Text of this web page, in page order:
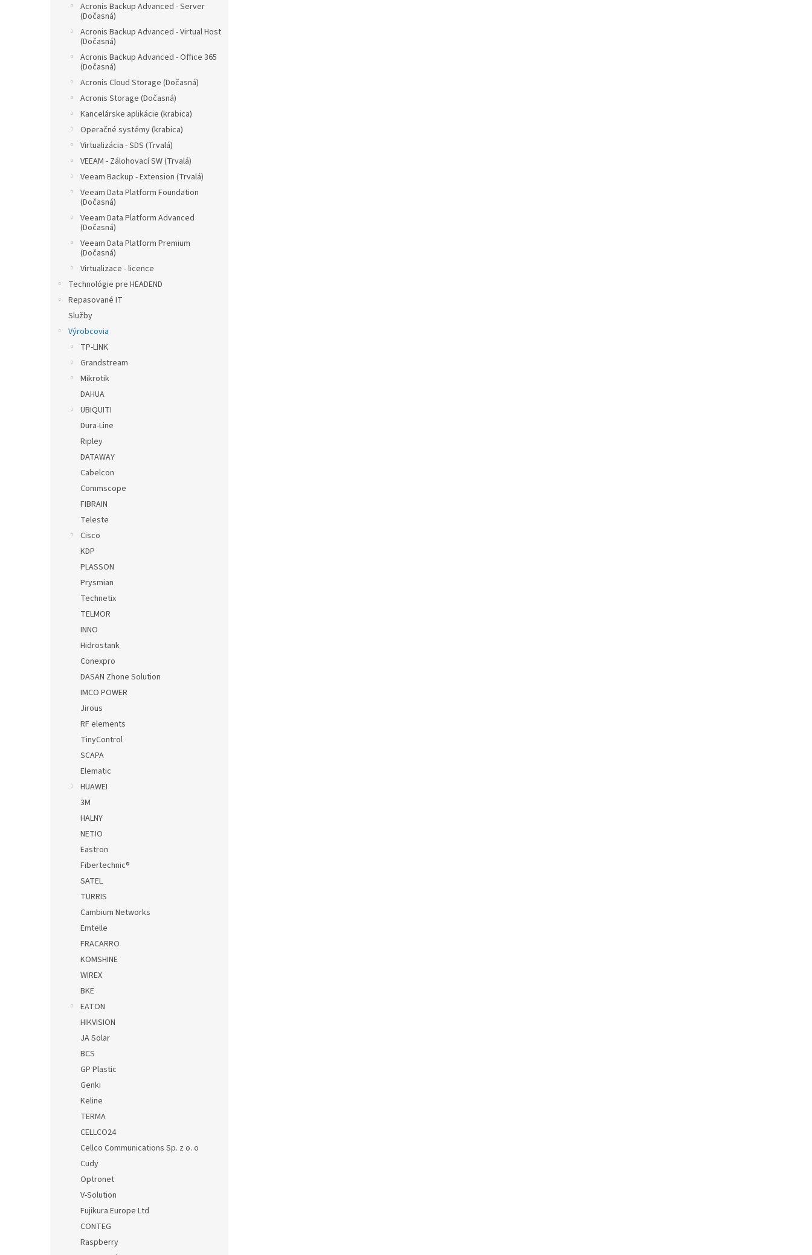
Acronis Backup Advanced - Server
(Dočasná)
Acronis Backup Advanced - Virtual Host
(Dočasná)
Acronis Backup Advanced - Office 365
(Dočasná)
Acronis Cloud Storage (Dočasná)
Acronis Storage (Dočasná)
Kancelárske aplikácie (krabica)
Operačné systémy (krabica)
Virtualizácia - SDS (Trvalá)
VEEAM - Zálohovací SW (Trvalá)
Veeam Backup - Extension (Trvalá)
Veeam Data Platform Foundation
(Dočasná)
Veeam Data Platform Advanced
(Dočasná)
Veeam Data Platform Premium
(Dočasná)
Virtualizace - licence
Technológie pre HEADEND
Repasované IT
Služby
Výrobcovia
TP-LINK
Grandstream
Mikrotik
DAHUA
UBIQUITI
Dura-Line
Ripley
DATAWAY
Cabelcon
Commscope
FIBRAIN
Teleste
Cisco
KDP
PLASSON
Prysmian
Technetix
TELMOR
INNO
Hidrostank
Conexpro
DASAN Zhone Solution
IMCO POWER
Jirous
RF elements
TinyControl
SCAPA
Elematic
HUAWEI
3M
HALNY
NETIO
Eastron
Fibertechnic®
SATEL
TURRIS
Cambium Networks
Emtelle
FRACARRO
KOMSHINE
WIREX
BKE
EATON
HIKVISION
JA Solar
BCS
GP Plastic
Genki
Keline
TERMA
CELLCO24
Cellco Communications Sp. z o. o
Cudy
Optronet
V-Solution
Fujikura Europe Ltd
CONTEG
Raspberry